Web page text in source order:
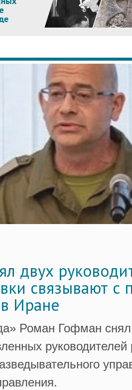
двух
связывают с
Иране
Роман Гофман снял